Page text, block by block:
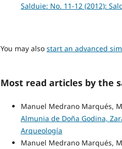
Salduie: No. 11-12 (2012):
You may also start an advanced
Most read articles by the
Manuel Medrano Marqués,
Almunia de Doña Godina,
Arqueología
Manuel Medrano Marqués,